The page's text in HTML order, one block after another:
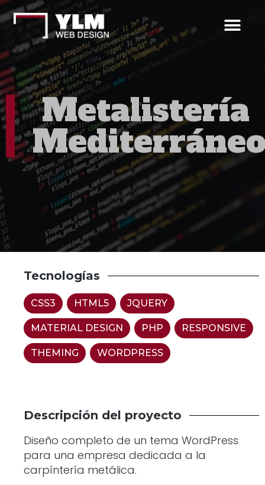
Metalistería
Tecnologías
CSS3 HTML5 JQUERY
MATERIAL DESIGN PHP RESPONSIVE
THEMING WORDPRESS
Descripción del proyecto
Diseño completo de un tema WordPress
para una empresa dedicada a la
carpíntería metálica.